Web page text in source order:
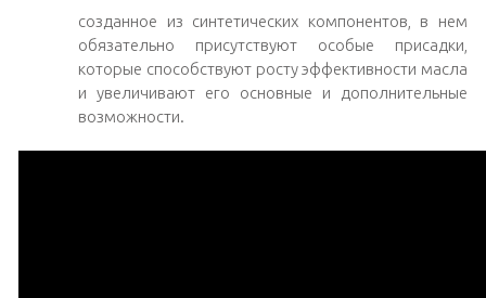
созданное из синтетических компонентов, в нем
обязательно присутствуют особые присадки,
которые способствуют росту эффективности масла
и увеличивают его основные и дополнительные
возможности.